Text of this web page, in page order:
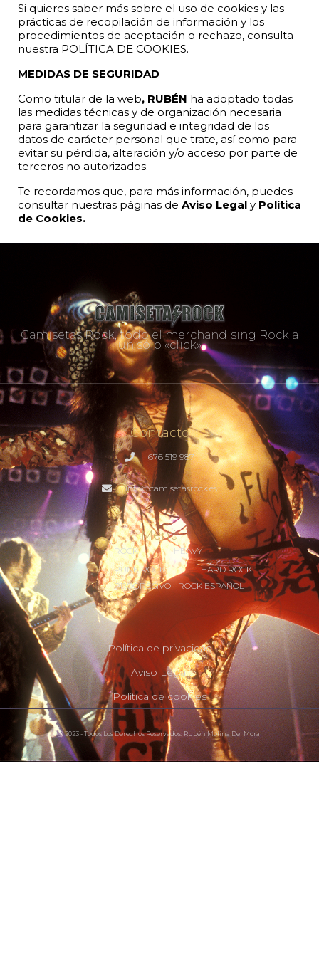
Si quieres saber más sobre el uso de cookies y las
prácticas de recopilación de información y los
procedimientos de aceptación o rechazo, consulta
nuestra POLÍTICA DE COOKIES.
MEDIDAS DE SEGURIDAD
Como titular de la web, RUBÉN ha adoptado todas
las medidas técnicas y de organización necesaria
para garantizar la seguridad e integridad de los
datos de carácter personal que trate, así como para
evitar su pérdida, alteración y/o acceso por parte de
terceros no autorizados.
Te recordamos que, para más información, puedes
consultar nuestras páginas de Aviso Legal y Política
de Cookies.
Camisetas Rock, todo el merchandising Rock a
un sólo «click»
Contacto
676 519 987
info@camisetasrock.es
Menú
ROCK
HEAVY
PUNK ROCK
HARD ROCK
PROGRESIVO
ROCK ESPAÑOL
Política de privacidad
Aviso Legal
Política de cookies
Ⓒ 2023 - Todos Los Derechos Reservados. Rubén Molina Del Moral